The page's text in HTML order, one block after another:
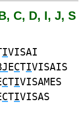
C, D, I, J, S
IVISAI
ECTIVISAIS
CTIVISAMES
CTIVISAS